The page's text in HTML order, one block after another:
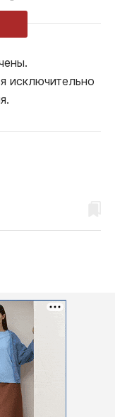
исключительно